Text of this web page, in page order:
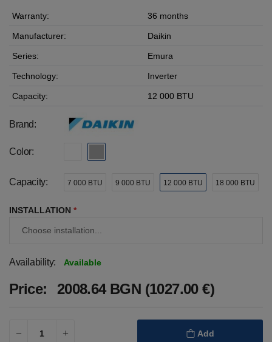
Warranty: 36 months
Manufacturer: Daikin
Series: Emura
Technology: Inverter
Capacity: 12 000 BTU
Brand:
Color:
Capacity: 7 000 BTU 9 000 BTU 12 000 BTU 18 000 BTU
INSTALLATION *
Availability: Available
Price: 2008.64 BGN (1027.00 €)
Add